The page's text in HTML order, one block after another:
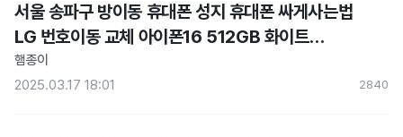
서울 송파구 방이동 휴대폰 성지 휴대폰 싸게사는법
LG 번호이동 교체 아이폰16 512GB 화이트
현금지원 아정당 내돈내산 후기
햄종이
2025.03.17 18:01
2840